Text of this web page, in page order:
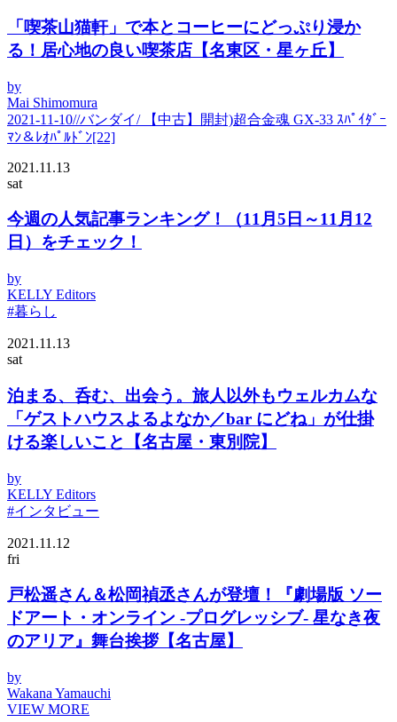
「喫茶山猫軒」で本とコーヒーにどっぷり浸か
る！居心地の良い喫茶店【名東区・星ヶ丘】
by
Mai Shimomura
2021-11-10//バンダイ/ 【中古】開封)超合金魂 GX-33 ｽﾊﾟｲﾀﾞｰ
ﾏﾝ＆ﾚｵﾊﾟﾙﾄﾞﾝ[22]
2021.11.13
sat
今週の人気記事ランキング！（11月5日～11月12
日）をチェック！
by
KELLY Editors
#暮らし
2021.11.13
sat
泊まる、呑む、出会う。旅人以外もウェルカムな
「ゲストハウスよるよなか／bar にどね」が仕掛
ける楽しいこと【名古屋・東別院】
by
KELLY Editors
#インタビュー
2021.11.12
fri
戸松遥さん＆松岡禎丞さんが登壇！『劇場版 ソー
ドアート・オンライン -プログレッシブ- 星なき夜
のアリア』舞台挨拶【名古屋】
by
Wakana Yamauchi
VIEW MORE